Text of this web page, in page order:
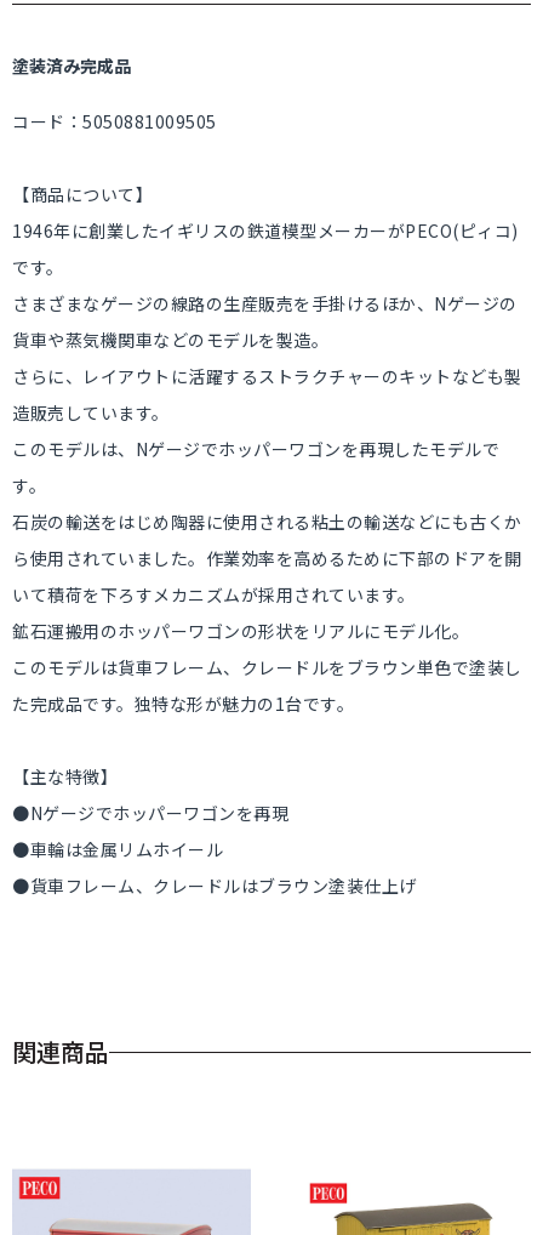
塗装済み完成品
コード：5050881009505
【商品について】
1946年に創業したイギリスの鉄道模型メーカーがPECO(ピィコ)
です。
さまざまなゲージの線路の生産販売を手掛けるほか、Nゲージの
貨車や蒸気機関車などのモデルを製造。
さらに、レイアウトに活躍するストラクチャーのキットなども製
造販売しています。
このモデルは、Nゲージでホッパーワゴンを再現したモデルで
す。
石炭の輸送をはじめ陶器に使用される粘土の輸送などにも古くか
ら使用されていました。作業効率を高めるために下部のドアを開
いて積荷を下ろすメカニズムが採用されています。
鉱石運搬用のホッパーワゴンの形状をリアルにモデル化。
このモデルは貨車フレーム、クレードルをブラウン単色で塗装し
た完成品です。独特な形が魅力の1台です。
【主な特徴】
●Nゲージでホッパーワゴンを再現
●車輪は金属リムホイール
●貨車フレーム、クレードルはブラウン塗装仕上げ
関連商品